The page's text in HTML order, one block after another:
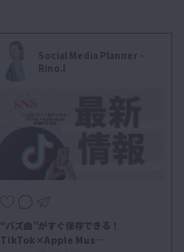
Social Media Planner -
Rino.I
“バズ曲”がすぐ保存できる！
TikTok×Apple Mus…